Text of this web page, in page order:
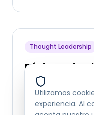
Thought Leadership
Régimen
cómo elegir y
Guía completa de
México: RESICO,
Utilizamos
experiencia. Al